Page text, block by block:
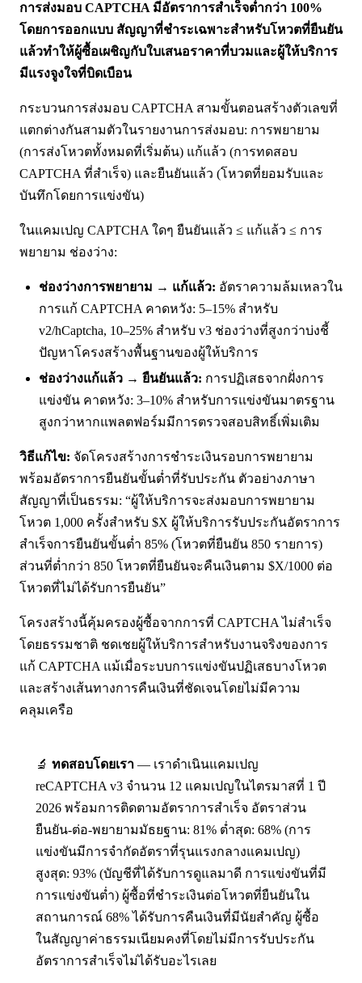
การส่งมอบ CAPTCHA มีอัตราการสำเร็จต่ำกว่า 100%
โดยการออกแบบ สัญญาที่ชำระเฉพาะสำหรับโหวตที่ยืนยัน
แล้วทำให้ผู้ซื้อเผชิญกับใบเสนอราคาที่บวมและผู้ให้บริการ
มีแรงจูงใจที่บิดเบือน
กระบวนการส่งมอบ CAPTCHA สามขั้นตอนสร้างตัวเลขที่
แตกต่างกันสามตัวในรายงานการส่งมอบ: การพยายาม
(การส่งโหวตทั้งหมดที่เริ่มต้น) แก้แล้ว (การทดสอบ
CAPTCHA ที่สำเร็จ) และยืนยันแล้ว (โหวตที่ยอมรับและ
บันทึกโดยการแข่งขัน)
ในแคมเปญ CAPTCHA ใดๆ ยืนยันแล้ว ≤ แก้แล้ว ≤ การ
พยายาม ช่องว่าง:
ช่องว่างการพยายาม → แก้แล้ว: อัตราความล้มเหลวใน
การแก้ CAPTCHA คาดหวัง: 5–15% สำหรับ
v2/hCaptcha, 10–25% สำหรับ v3 ช่องว่างที่สูงกว่าบ่งชี้
ปัญหาโครงสร้างพื้นฐานของผู้ให้บริการ
ช่องว่างแก้แล้ว → ยืนยันแล้ว: การปฏิเสธจากฝั่งการ
แข่งขัน คาดหวัง: 3–10% สำหรับการแข่งขันมาตรฐาน
สูงกว่าหากแพลตฟอร์มมีการตรวจสอบสิทธิ์เพิ่มเติม
วิธีแก้ไข: จัดโครงสร้างการชำระเงินรอบการพยายาม
พร้อมอัตราการยืนยันขั้นต่ำที่รับประกัน ตัวอย่างภาษา
สัญญาที่เป็นธรรม: “ผู้ให้บริการจะส่งมอบการพยายาม
โหวต 1,000 ครั้งสำหรับ $X ผู้ให้บริการรับประกันอัตราการ
สำเร็จการยืนยันขั้นต่ำ 85% (โหวตที่ยืนยัน 850 รายการ)
ส่วนที่ต่ำกว่า 850 โหวตที่ยืนยันจะคืนเงินตาม $X/1000 ต่อ
โหวตที่ไม่ได้รับการยืนยัน”
โครงสร้างนี้คุ้มครองผู้ซื้อจากการที่ CAPTCHA ไม่สำเร็จ
โดยธรรมชาติ ชดเชยผู้ให้บริการสำหรับงานจริงของการ
แก้ CAPTCHA แม้เมื่อระบบการแข่งขันปฏิเสธบางโหวต
และสร้างเส้นทางการคืนเงินที่ชัดเจนโดยไม่มีความ
คลุมเครือ
🔬 ทดสอบโดยเรา — เราดำเนินแคมเปญ
reCAPTCHA v3 จำนวน 12 แคมเปญในไตรมาสที่ 1 ปี
2026 พร้อมการติดตามอัตราการสำเร็จ อัตราส่วน
ยืนยัน-ต่อ-พยายามมัธยฐาน: 81% ต่ำสุด: 68% (การ
แข่งขันมีการจำกัดอัตราที่รุนแรงกลางแคมเปญ)
สูงสุด: 93% (บัญชีที่ได้รับการดูแลมาดี การแข่งขันที่มี
การแข่งขันต่ำ) ผู้ซื้อที่ชำระเงินต่อโหวตที่ยืนยันใน
สถานการณ์ 68% ได้รับการคืนเงินที่มีนัยสำคัญ ผู้ซื้อ
ในสัญญาค่าธรรมเนียมคงที่โดยไม่มีการรับประกัน
อัตราการสำเร็จไม่ได้รับอะไรเลย